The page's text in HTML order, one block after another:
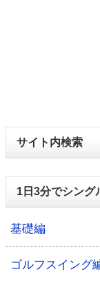
サイト内検索
1日3分でシング
基礎編
ゴルフスイング